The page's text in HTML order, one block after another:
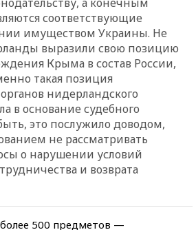
соответствующие
имуществом Украины. Не
выразили свою позицию
Крыма в состав России,
такая позиция
нидерландского
в основание судебного
это послужило доводом,
не рассматривать
о нарушении условий
и возврата
500 предметов —